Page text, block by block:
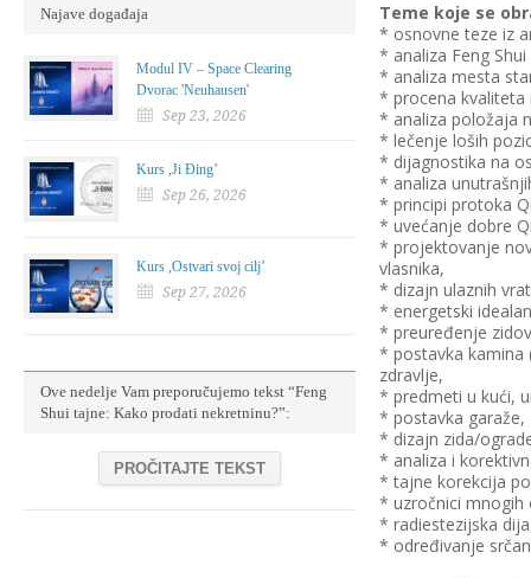
Teme koje se
* osnovne teze iz
* analiza Feng
* analiza mesta
* procena kvaliteta
* analiza položaja
* lečenje loših
* dijagnostika na
* analiza
* principi protoka
* uvećanje dobre
* projektovanje
vlasnika,
* dizajn ulaznih
* energetski
* preuređenje
* postavka kamina
zdravlje,
* predmeti u kući,
* postavka garaže,
* dizajn zida/
* analiza i
* tajne korekcija
* uzročnici mnogih
* radiestezijska
* određivanje
Najave događaja
Modul IV – Space Clearing
Dvorac 'Neuhausen'
Sep 23, 2026
Kurs ,Ji Đing’
Sep 26, 2026
Kurs ,Ostvari svoj cilj’
Sep 27, 2026
Ove nedelje Vam preporučujemo tekst “Feng
Shui tajne: Kako prodati nekretninu?”:
PROČITAJTE TEKST